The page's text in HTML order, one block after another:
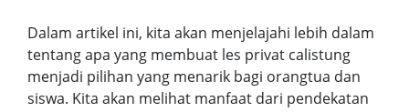
Dalam artikel ini, kita akan menjelajahi lebih dalam
tentang apa yang membuat les privat calistung
menjadi pilihan yang menarik bagi orangtua dan
siswa. Kita akan melihat manfaat dari pendekatan